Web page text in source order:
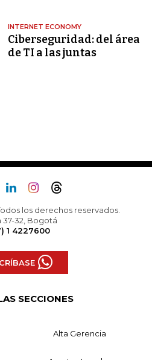
INTERNET ECONOMY
Ciberseguridad: del área
de TI a las juntas
los derechos reservados.
37-32, Bogotá
1 4227600
SECCIONES
Alta Gerencia